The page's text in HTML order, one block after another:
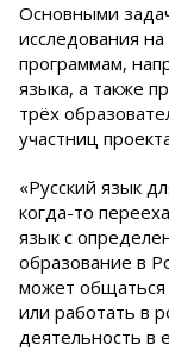
Основными
исследования
программам,
языка, а также
трёх
участниц
«Русский язык
когда-то
язык с
образование в
может общаться
или работать в
деятельность в